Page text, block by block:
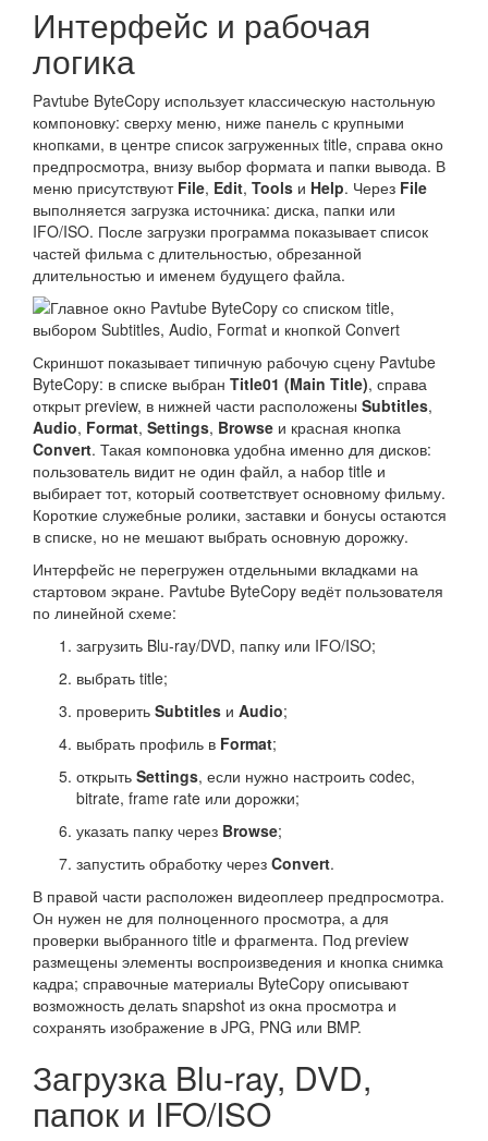
Интерфейс и рабочая
логика
Pavtube ByteCopy использует классическую настольную
компоновку: сверху меню, ниже панель с крупными
кнопками, в центре список загруженных title, справа окно
предпросмотра, внизу выбор формата и папки вывода. В
меню присутствуют File, Edit, Tools и Help. Через File
выполняется загрузка источника: диска, папки или
IFO/ISO. После загрузки программа показывает список
частей фильма с длительностью, обрезанной
длительностью и именем будущего файла.
Скриншот показывает типичную рабочую сцену Pavtube
ByteCopy: в списке выбран Title01 (Main Title), справа
открыт preview, в нижней части расположены Subtitles,
Audio, Format, Settings, Browse и красная кнопка
Convert. Такая компоновка удобна именно для дисков:
пользователь видит не один файл, а набор title и
выбирает тот, который соответствует основному фильму.
Короткие служебные ролики, заставки и бонусы остаются
в списке, но не мешают выбрать основную дорожку.
Интерфейс не перегружен отдельными вкладками на
стартовом экране. Pavtube ByteCopy ведёт пользователя
по линейной схеме:
загрузить Blu-ray/DVD, папку или IFO/ISO;
выбрать title;
проверить Subtitles и Audio;
выбрать профиль в Format;
открыть Settings, если нужно настроить codec,
bitrate, frame rate или дорожки;
указать папку через Browse;
запустить обработку через Convert.
В правой части расположен видеоплеер предпросмотра.
Он нужен не для полноценного просмотра, а для
проверки выбранного title и фрагмента. Под preview
размещены элементы воспроизведения и кнопка снимка
кадра; справочные материалы ByteCopy описывают
возможность делать snapshot из окна просмотра и
сохранять изображение в JPG, PNG или BMP.
Загрузка Blu-ray, DVD,
папок и IFO/ISO